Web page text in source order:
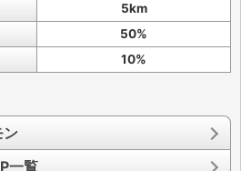
5km
50%
10%
ン
一覧